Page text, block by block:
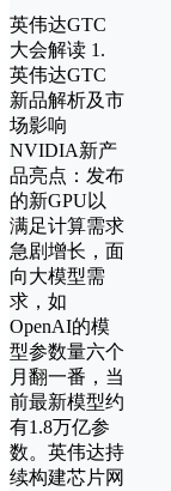
英伟达GTC
大会解读 1.
英伟达GTC
新品解析及市
场影响
NVIDIA新产
品亮点：发布
的新GPU以
满足计算需求
急剧增长，面
向大模型需
求，如
OpenAI的模
型参数量六个
月翻一番，当
前最新模型约
有1.8万亿参
数。英伟达持
续构建芯片网